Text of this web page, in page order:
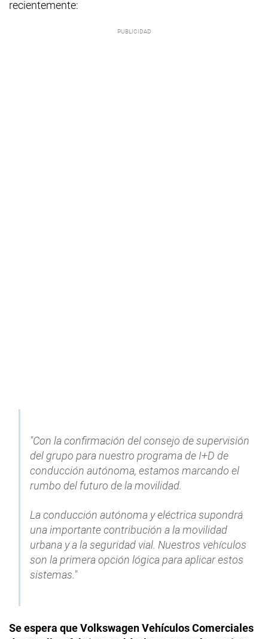
recientemente:
"Con la confirmación del consejo de supervisión
del grupo para nuestro programa de I+D de
conducción autónoma, estamos marcando el
rumbo del futuro de la movilidad.
La conducción autónoma y eléctrica supondrá
una importante contribución a la movilidad
urbana y a la seguridad vial. Nuestros vehículos
son la primera opción lógica para aplicar estos
sistemas."
Se espera que Volkswagen Vehículos Comerciales